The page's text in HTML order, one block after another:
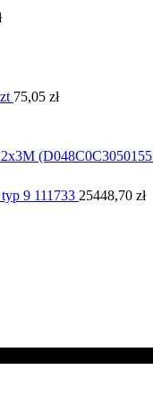
75,05 zł
9 111733 25448,70 zł